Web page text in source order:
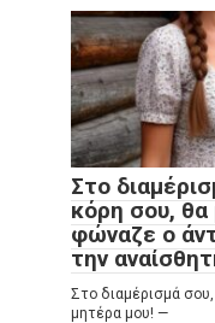
Στο
κόρη σου, θα
φώναζε ο
την
Στο διαμέρισμά σου,
μητέρα μου! —